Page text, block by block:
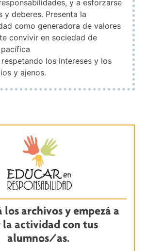
y a esforzarse
y deberes. Presenta la
como generadora de valores
convivir en sociedad de
los intereses y los
y ajenos.
los archivos y empezá a
actividad con tus
alumnos/as.